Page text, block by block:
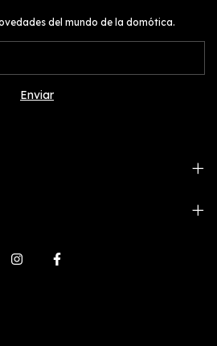
del mundo de la domótica.